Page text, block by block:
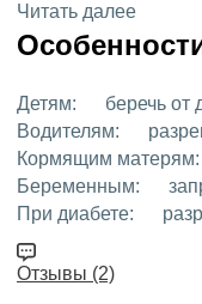
Читать далее
Детям:
беречь от
Водителям:
Кормящим матерям:
Беременным:
При диабете:
Отзывы (2)